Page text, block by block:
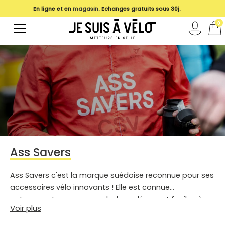
Ass Savers
Ass Savers c'est la marque suédoise reconnue pour ses
accessoires vélo innovants ! Elle est connue
notamment pour ses garde-boue légers et faciles à
installer. Elle propose une large gamme adaptée aux
Voir plus
En ligne et enmagasin. Echanges gratuits sous 30j.
0